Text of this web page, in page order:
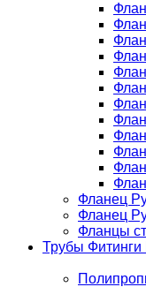
Фланец
Фланец
Фланцы
Трубы